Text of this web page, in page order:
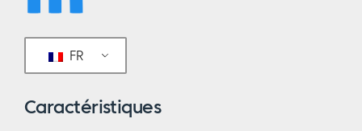
FR
Caractéristiques